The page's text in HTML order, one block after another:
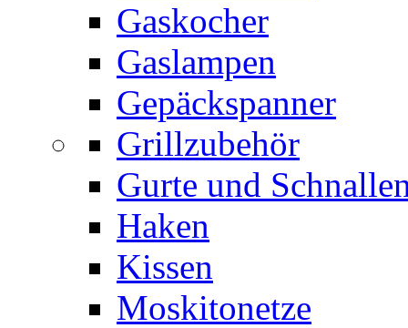
Gaskocher
Gaslampen
Gepäckspanner
Grillzubehör
Gurte und
Haken
Kissen
Moskitonetze